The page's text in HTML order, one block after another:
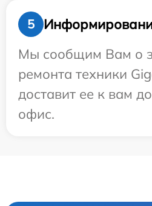
5
Мы сообщим Вам о
ремонта техники
доставит ее к вам
офис.